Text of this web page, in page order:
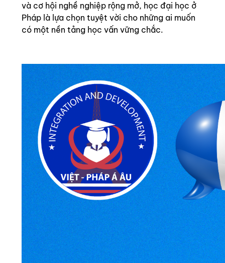
và cơ hội nghề nghiệp rộng mở, học đại học ở
Pháp là lựa chọn tuyệt vời cho những ai muốn
có một nền tảng học vấn vững chắc.